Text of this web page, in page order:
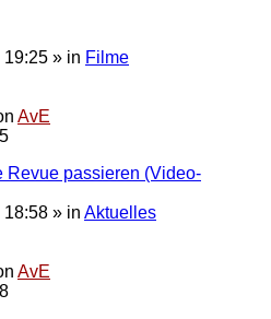
19:25 » in Filme
AvE
Revue passieren (Video-
18:58 » in Aktuelles
AvE